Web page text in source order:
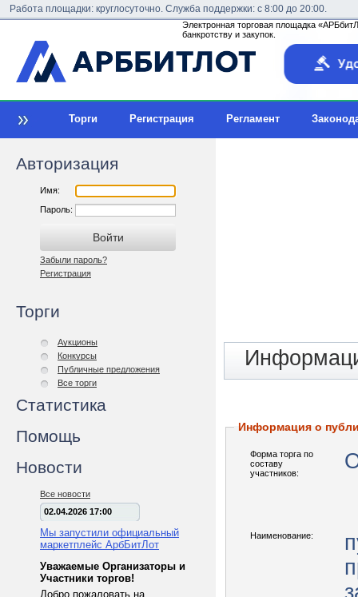
Работа площадки: круглосуточно. Служба поддержки: с 8:00 до 20:00.
Электронная торговая площадка
банкротству и закупок.
Торги Регистрация Регламент
Авторизация
Имя:
Пароль:
Забыли пароль?
Регистрация
Торги
Аукционы
Конкурсы
Публичные предложения
Все торги
Статистика
Помощь
Новости
Все новости
02.04.2026 17:00
Мы запустили официальный
маркетплейс АрбБитЛот
Уважаемые Организаторы и
Участники торгов!
Добро пожаловать на
Информация о
Форма торга по
составу
участников:
Наименование: